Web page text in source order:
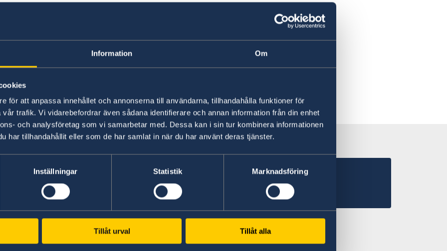
Information Om
för att anpassa innehållet och annonserna till användarna, tillhandahålla funktioner för
trafik. Vi vidarebefordrar även sådana identifierare och annan information från din enhet
och analysföretag som vi samarbetar med. Dessa kan i sin tur kombinera informationen
har tillhandahållit eller som de har samlat in när du har använt deras tjänster.
Inställningar Statistik Marknadsföring
Tillåt urval Tillåt alla
Mänskliga rättigheter
i Niger.
Svenska honorärkonsulat i Niger
Svenska konsulat i Niger.